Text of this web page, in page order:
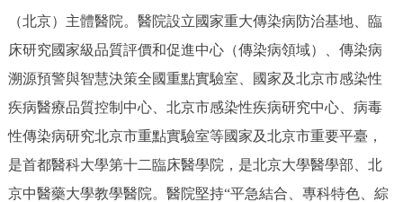
政策兌現 政策解讀 回應關切
決策公開 專題公開
政務服務
個人服務 法人服務 部門服務
（北京）主體醫院。醫院設立國家重大傳染病防治基地、臨
床研究國家級品質評價和促進中心（傳染病領域）、傳染病
溯源預警與智慧決策全國重點實驗室、國家及北京市感染性
疾病醫療品質控制中心、北京市感染性疾病研究中心、病毒
性傳染病研究北京市重點實驗室等國家及北京市重要平臺，
是首都醫科大學第十二臨床醫學院，是北京大學醫學部、北
京中醫藥大學教學醫院。醫院堅持“平急結合、專科特色、綜